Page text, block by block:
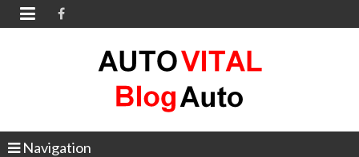

Navigation